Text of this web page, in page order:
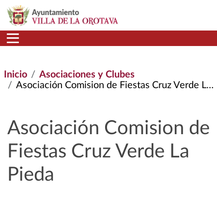
Pasar al contenido principal
Inicio
Asociaciones y Clubes
Asociación Comision de Fiestas Cruz Verde La Pieda
Asociación Comision de
Fiestas Cruz Verde La
Pieda